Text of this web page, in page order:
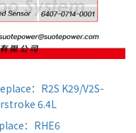
：R2S K29/V2S-
6.4L
：RHE6